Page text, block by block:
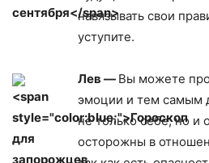
навязывать свои
уступите.
Лев — Вы можете
эмоции и тем самым
не только себе, но
осторожны в